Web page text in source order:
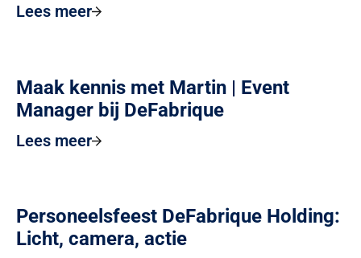
Lees meer
Maak kennis met Martin | Event
Manager bij DeFabrique
Lees meer
Personeelsfeest DeFabrique Holding:
Licht, camera, actie